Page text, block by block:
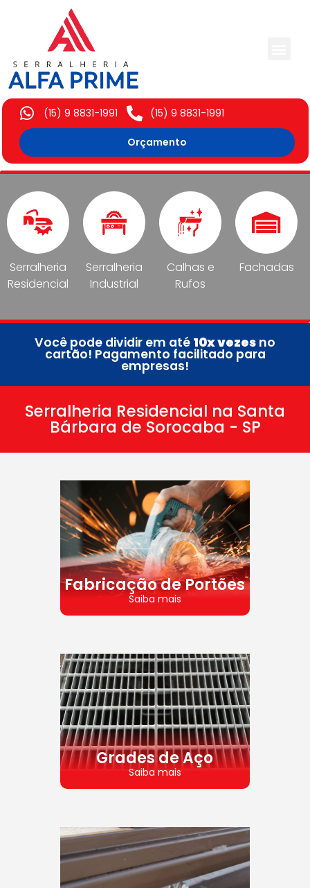
(15) 9 8831-1991 (15) 9 8831-1991
Orçamento
Serralheria
Residencial
Serralheria
Industrial
Calhas e
Rufos
Fachadas
Você pode dividir em até 10x vezes no
cartão! Pagamento facilitado para
empresas!
Serralheria Residencial na Santa
Bárbara de Sorocaba - SP
Fabricação de Portões
Saiba mais
Grades de Aço
Saiba mais